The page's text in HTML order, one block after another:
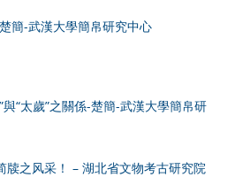
簡-武漢大學簡帛研究中心
與“太歲”之關係-楚簡-武漢大學簡帛研
牍之风采！ – 湖北省文物考古研究院